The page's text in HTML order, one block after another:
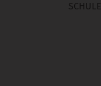
SCHULE